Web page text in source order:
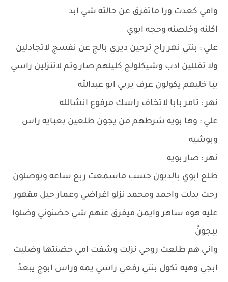
وامي كعدت ورا ماتفرق عن حالته شي ابد
اكلنه وخلصنه وحجه ابوي
علي : بنتي نهر راح ترحين ديري بالج عن نفسج لاتجادلين
ولا تقللين ادب وشيكلولج كليلهم صار وتم لاتنزلين راسي
يبا خليهم يكولون عرف يربي ابو عبدالله
نهر : تامر بابا لاتخاف راسك مرفوع انشالله
علي : وها بويه شرطهم من يجون طلعين بعبايه راس
وبوشيه
نهر : صار بويه
طلع ابوي بالديون حسب ماسمعت ربع ساعه ويوصلون
رحت بدلت واحمد ومحمد نزلو اغراضي وعمار حيل مقهور
عليه هوه ساهر وايمن ميفرق عنهم شي حضنوني وضلوا
يبجونً
واني هم طلعت روحي نزلت وشفت امي حضنتها وضليت
ابجي وهيه تكول بنتي رفعي راسي يمه وراس ابوج يبعدً